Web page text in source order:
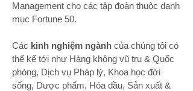
Management cho các tập đoàn thuộc danh
mục Fortune 50.
Các kinh nghiệm ngành của chúng tôi có
thể kể tới như Hàng không vũ trụ & Quốc
phòng, Dịch vụ Pháp lý, Khoa học đời
sống, Dược phẩm, Hóa dầu, Sản xuất &